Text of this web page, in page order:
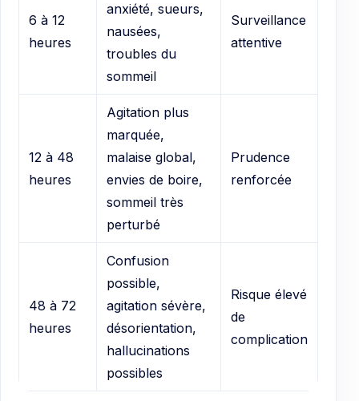
6 à 12
heures
anxiété, sueurs,
nausées,
troubles du
sommeil
Surveillance
attentive
12 à 48
heures
Agitation plus
marquée,
malaise global,
envies de boire,
sommeil très
perturbé
Prudence
renforcée
48 à 72
heures
Confusion
possible,
agitation sévère,
désorientation,
hallucinations
possibles
Risque élevé
de
complication